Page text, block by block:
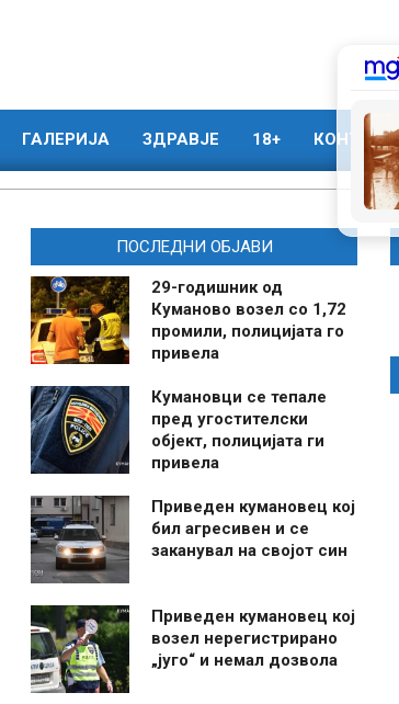
ГАЛЕРИЈА ЗДРАВЈЕ 18+ КОНТАКТ
ПОСЛЕДНИ ОБЈАВИ
29-годишник од
Куманово возел со 1,72
промили, полицијата го
привела
Кумановци се тепале
пред угостителски
објект, полицијата ги
привела
Приведен кумановец кој
бил агресивен и се
заканувал на својот син
Приведен кумановец кој
возел нерегистрирано
„југо“ и немал дозвола